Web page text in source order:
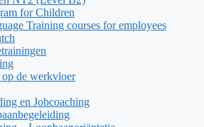
for Children
Training courses for employees
op de werkvloer
en Jobcoaching